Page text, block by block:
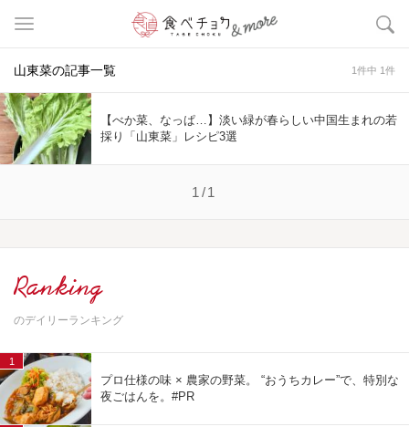
山東菜の記事一覧 1件中 1件
【べか菜、なっぱ…】淡い緑が春らしい中国生まれの若
採り「山東菜」レシピ3選
1/1
Ranking
のデイリーランキング
プロ仕様の味 × 農家の野菜。 “おうちカレー”で、特別な
夜ごはんを。#PR
1